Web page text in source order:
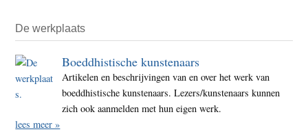
De werkplaats
Boeddhistische kunstenaars
Artikelen en beschrijvingen van en over het werk van
boeddhistische kunstenaars. Lezers/kunstenaars kunnen
zich ook aanmelden met hun eigen werk.
lees meer »